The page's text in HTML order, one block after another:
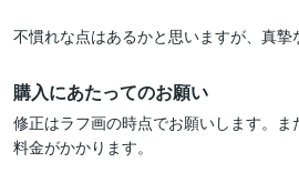
購入にあたってのお願い
修正はラフ画の時点でお願いします。
料金がかかります。